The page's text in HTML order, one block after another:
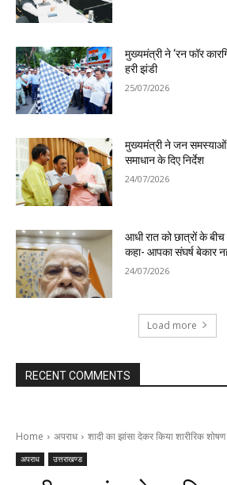
मुख्यमंत्री ने ‘रन फॉर
हरी झंडी
25/07/2026
मुख्यमंत्री ने जन समस्याओं
समाधान के दिए निर्देश
24/07/2026
आधी रात को छात्रों के
कहा- आपका संघर्ष बेकार
24/07/2026
Load more
RECENT COMMENTS